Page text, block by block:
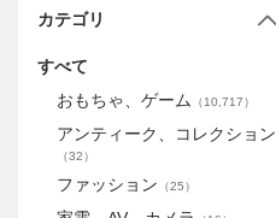
カテゴリ
すべて
おもちゃ、ゲーム
（10,717）
アンティーク、コレクション
（32）
ファッション （25）